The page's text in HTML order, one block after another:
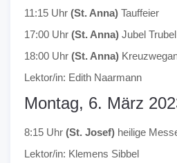
11:15 Uhr (St. Anna) Tauffeier
17:00 Uhr (St. Anna) Jubel
18:00 Uhr (St. Anna)
Lektor/in: Edith Naarmann
Montag, 6. März
8:15 Uhr (St. Josef) heilige
Lektor/in: Klemens Sibbel